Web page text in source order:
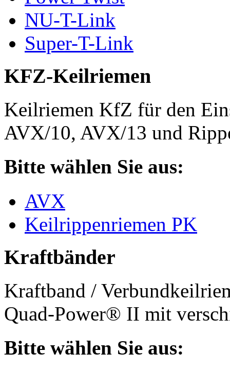
NU-T-Link
Super-T-Link
KFZ-Keilriemen
Keilriemen KfZ für den
AVX/10, AVX/13 und
Bitte wählen Sie aus:
AVX
Keilrippenriemen PK
Kraftbänder
Kraftband /
Quad-Power® II mit
Bitte wählen Sie aus: